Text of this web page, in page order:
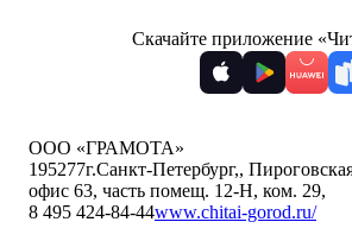
Скачайте приложение
ООО «ГРАМОТА»
195277г.Санкт-Петербург,,
офис 63, часть помещ. 12-Н, ком. 29,
8 495 424-84-44www.chitai-gorod.ru/